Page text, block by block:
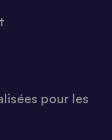
pour les